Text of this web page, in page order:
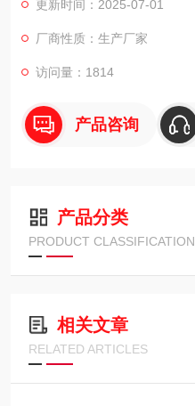
更新时间：2025-07-01
厂商性质：生产厂家
访问量：1814
产品咨询
产品分类
PRODUCT CLASSIFICATION
相关文章
RELATED ARTICLES